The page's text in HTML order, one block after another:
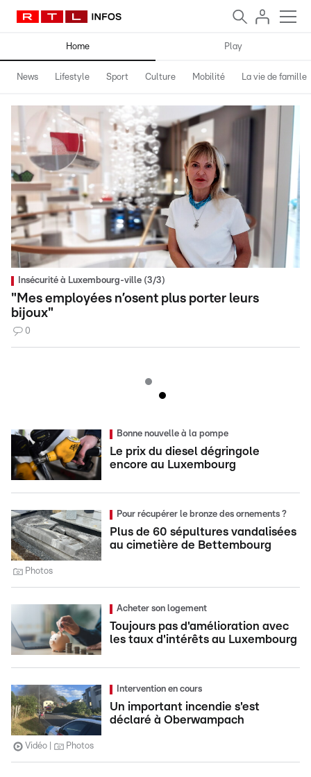
Home Play
News Lifestyle Sport Culture Mobilité La vie de famille
Insécurité à Luxembourg-ville (3/3)
"Mes employées n’osent plus porter leurs
bijoux"
0
Bonne nouvelle à la pompe
Le prix du diesel dégringole
encore au Luxembourg
Pour récupérer le bronze des ornements ?
Plus de 60 sépultures vandalisées
au cimetière de Bettembourg
Photos
Acheter son logement
Toujours pas d'amélioration avec
les taux d'intérêts au Luxembourg
Intervention en cours
Un important incendie s'est
déclaré à Oberwampach
Vidéo Photos